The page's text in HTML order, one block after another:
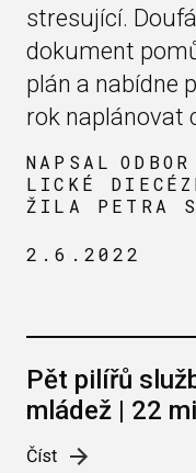
stresující.
dokument
plán a nabídne
rok naplánovat
NAPSAL
LICKÉ
ŽILA PETRA
2.6.2022
Pět pilířů
mládež | 22
Číst